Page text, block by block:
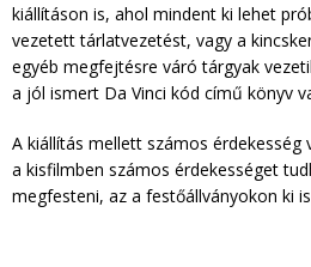
kiállításon is, ahol mindent ki lehet
vezetett tárlatvezetést, vagy a
egyéb megfejtésre váró tárgyak
a jól ismert Da Vinci kód című könyv
A kiállítás mellett számos
a kisfilmben számos érdekességet
megfesteni, az a festőállványokon ki